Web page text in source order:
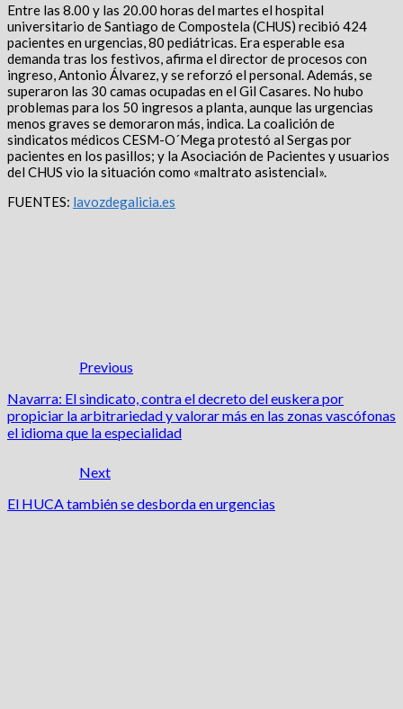
Entre las 8.00 y las 20.00 horas del martes el hospital
universitario de Santiago de Compostela (CHUS) recibió 424
pacientes en urgencias, 80 pediátricas. Era esperable esa
demanda tras los festivos, afirma el director de procesos con
ingreso, Antonio Álvarez, y se reforzó el personal. Además, se
superaron las 30 camas ocupadas en el Gil Casares. No hubo
problemas para los 50 ingresos a planta, aunque las urgencias
menos graves se demoraron más, indica. La coalición de
sindicatos médicos CESM-O´Mega protestó al Sergas por
pacientes en los pasillos; y la Asociación de Pacientes y usuarios
del CHUS vio la situación como «maltrato asistencial».
FUENTES: lavozdegalicia.es
Previous
Navarra: El sindicato, contra el decreto del euskera por
propiciar la arbitrariedad y valorar más en las zonas vascófonas
el idioma que la especialidad
Next
El HUCA también se desborda en urgencias